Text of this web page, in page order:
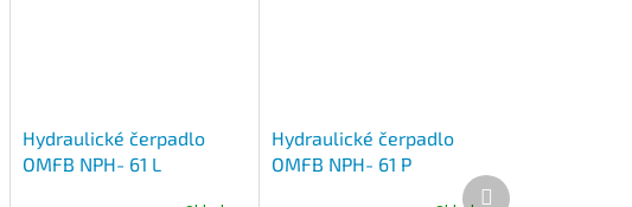
Hydraulické čerpadlo
OMFB NPH- 61 L
Hydraulické čerpadlo
OMFB NPH- 61 P
Další